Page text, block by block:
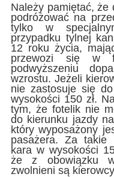
Należy pamiętać, że
podróżować na
tylko w
przypadku tylnej
12 roku życia,
przewozi się w
podwyższeniu
wzrostu. Jeżeli
nie zastosuje się
wysokości 150 zł.
tym, że fotelik nie
do kierunku jazdy
który wyposażony
pasażera. Za takie
kara w wysokości
że z obowiązku
zwolnieni są